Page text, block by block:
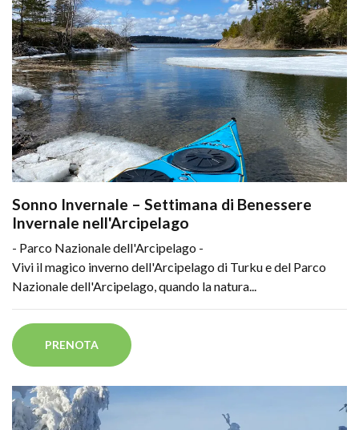
Sonno Invernale – Settimana di Benessere
Invernale nell'Arcipelago
- Parco Nazionale dell'Arcipelago -
Vivi il magico inverno dell'Arcipelago di Turku e del Parco
Nazionale dell'Arcipelago, quando la natura...
PRENOTA